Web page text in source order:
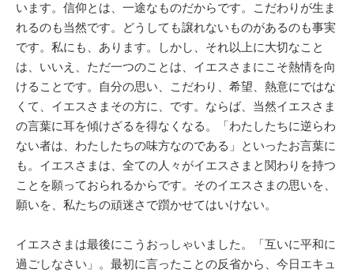
います。信仰とは、一途なものだからです。こだわりが生ま
れるのも当然です。どうしても譲れないものがあるのも事実
です。私にも、あります。しかし、それ以上に大切なこと
は、いいえ、ただ一つのことは、イエスさまにこそ熱情を向
けることです。自分の思い、こだわり、希望、熱意にではな
くて、イエスさまその方に、です。ならば、当然イエスさま
の言葉に耳を傾けざるを得なくなる。「わたしたちに逆らわ
ない者は、わたしたちの味方なのである」といったお言葉に
も。イエスさまは、全ての人々がイエスさまと関わりを持つ
ことを願っておられるからです。そのイエスさまの思いを、
願いを、私たちの頑迷さで躓かせてはいけない。
イエスさまは最後にこうおっしゃいました。「互いに平和に
過ごしなさい」。最初に言ったことの反省から、今日エキュ